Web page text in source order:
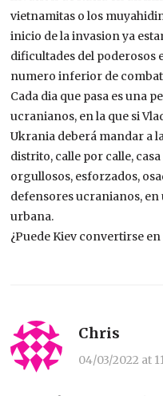
vietnamitas o los
inicio de la invasion ya
dificultades del poderosos
numero inferior de
Cada dia que pasa es una
ucranianos, en la que si
Ukrania deberá mandar a
distrito, calle por calle,
orgullosos, esforzados,
defensores ucranianos,
urbana.
¿Puede Kiev convertirse
Chris
04/03/2022 at